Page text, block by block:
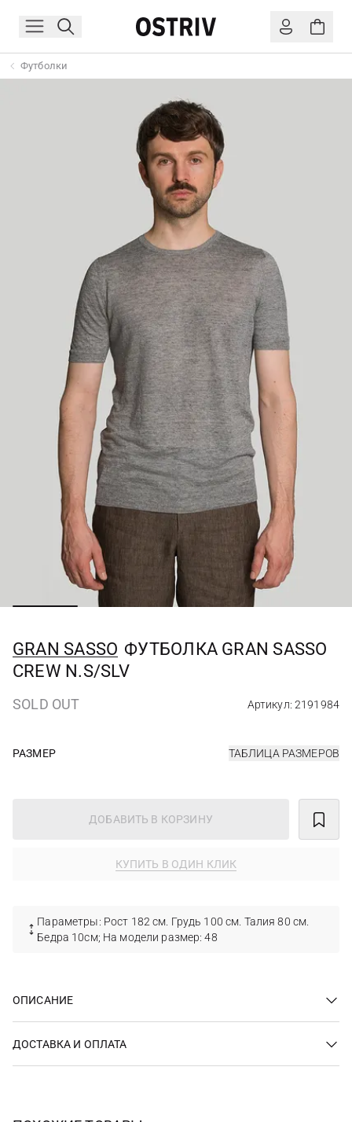
Футболки
GRAN SASSO ФУТБОЛКА GRAN SASSO
CREW N.S/SLV
SOLD OUT Артикул: 2191984
РАЗМЕР ТАБЛИЦА РАЗМЕРОВ
ДОБАВИТЬ В КОРЗИНУ
КУПИТЬ В ОДИН КЛИК
Параметры: Рост 182 см. Грудь 100 см. Талия 80 см.
Бедра 10см; На модели размер: 48
ОПИСАНИЕ
ДОСТАВКА И ОПЛАТА